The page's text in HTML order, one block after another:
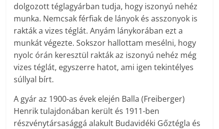
dolgozott téglagyárban tudja, hogy iszonyú nehéz
munka. Nemcsak férfiak de lányok és asszonyok is
rakták a vizes téglát. Anyám lánykorában ezt a
munkát végezte. Sokszor hallottam mesélni, hogy
nyolc órán keresztül rakták az iszonyú nehéz még
vizes téglát, egyszerre hatot, ami igen tekintélyes
súllyal bírt.
A gyár az 1900-as évek elején Balla (Freiberger)
Henrik tulajdonában került és 1911-ben
részvénytársasággá alakult Budavidéki Gőztégla és